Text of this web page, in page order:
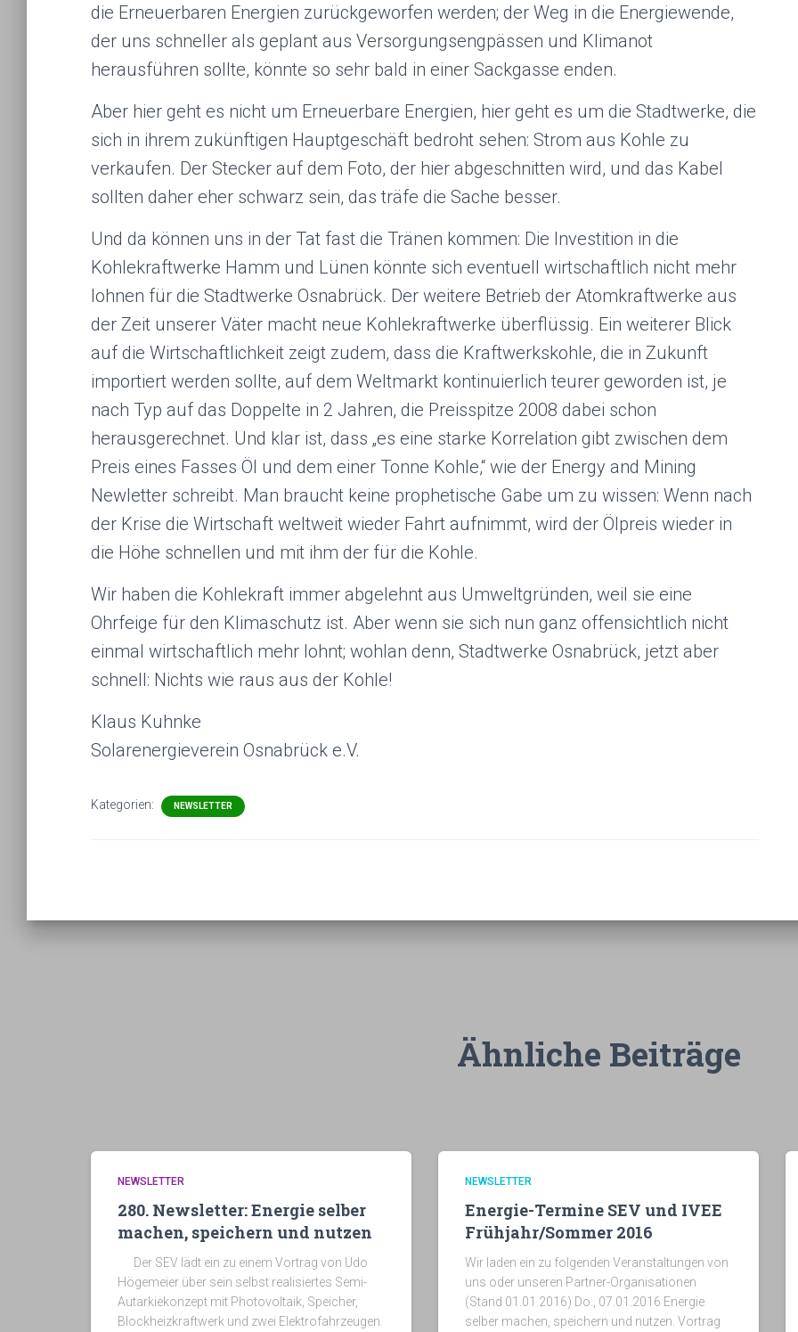
die Erneuerbaren Energien zurückgeworfen werden; der Weg in die Energiewende,
der uns schneller als geplant aus Versorgungsengpässen und Klimanot
herausführen sollte, könnte so sehr bald in einer Sackgasse enden.
Aber hier geht es nicht um Erneuerbare Energien, hier geht es um die Stadtwerke, die
sich in ihrem zukünftigen Hauptgeschäft bedroht sehen: Strom aus Kohle zu
verkaufen. Der Stecker auf dem Foto, der hier abgeschnitten wird, und das Kabel
sollten daher eher schwarz sein, das träfe die Sache besser.
Und da können uns in der Tat fast die Tränen kommen: Die Investition in die
Kohlekraftwerke Hamm und Lünen könnte sich eventuell wirtschaftlich nicht mehr
lohnen für die Stadtwerke Osnabrück. Der weitere Betrieb der Atomkraftwerke aus
der Zeit unserer Väter macht neue Kohlekraftwerke überflüssig. Ein weiterer Blick
auf die Wirtschaftlichkeit zeigt zudem, dass die Kraftwerkskohle, die in Zukunft
importiert werden sollte, auf dem Weltmarkt kontinuierlich teurer geworden ist, je
nach Typ auf das Doppelte in 2 Jahren, die Preisspitze 2008 dabei schon
herausgerechnet. Und klar ist, dass „es eine starke Korrelation gibt zwischen dem
Preis eines Fasses Öl und dem einer Tonne Kohle,“ wie der Energy and Mining
Newletter schreibt. Man braucht keine prophetische Gabe um zu wissen: Wenn nach
der Krise die Wirtschaft weltweit wieder Fahrt aufnimmt, wird der Ölpreis wieder in
die Höhe schnellen und mit ihm der für die Kohle.
Wir haben die Kohlekraft immer abgelehnt aus Umweltgründen, weil sie eine
Ohrfeige für den Klimaschutz ist. Aber wenn sie sich nun ganz offensichtlich nicht
einmal wirtschaftlich mehr lohnt; wohlan denn, Stadtwerke Osnabrück, jetzt aber
schnell: Nichts wie raus aus der Kohle!
Klaus Kuhnke
Solarenergieverein Osnabrück e.V.
Kategorien: NEWSLETTER
Ähnliche Beiträge
NEWSLETTER
280. Newsletter: Energie selber
machen, speichern und nutzen
Der SEV lädt ein zu einem Vortrag von Udo
Högemeier über sein selbst realisiertes Semi-
Autarkiekonzept mit Photovoltaik, Speicher,
Blockheizkraftwerk und zwei Elektrofahrzeugen.
NEWSLETTER
Energie-Termine SEV und IVEE
Frühjahr/Sommer 2016
Wir laden ein zu folgenden Veranstaltungen von
uns oder unseren Partner-Organisationen
(Stand 01.01.2016) Do., 07.01.2016 Energie
selber machen, speichern und nutzen. Vortrag